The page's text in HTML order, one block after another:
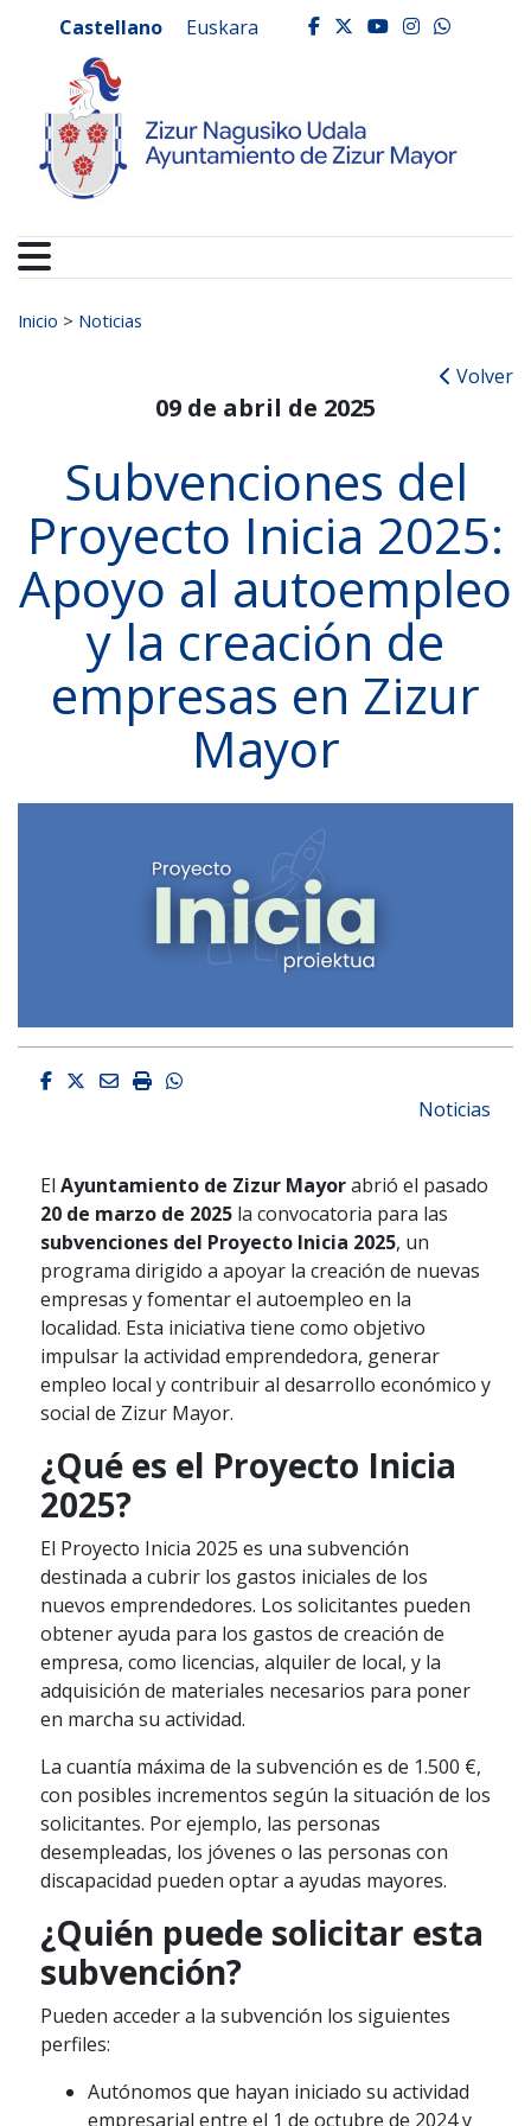
Ayuntamiento de
Castellano Euskara facebook
twitter
youtube
Buscar:
Inicio > Noticias
Volver
09 de abril de 2025
Subvenciones del
Proyecto Inicia 2025:
Apoyo al autoempleo
y la creación de
empresas en Zizur
Mayor
Facebook
Twitter
EmailImprimirWhatsapp
Noticias
El Ayuntamiento de Zizur Mayorabrió el pasado
20 de marzo de 2025la convocatoria para las
subvenciones del Proyecto Inicia 2025, un
programa dirigido a apoyar la creación de nuevas
empresas y fomentar el autoempleo en la
localidad. Esta iniciativa tiene como objetivo
impulsar la actividad emprendedora, generar
empleo local y contribuir al desarrollo económico y
social de Zizur Mayor.
¿Qué es el Proyecto Inicia
2025?
El Proyecto Inicia 2025 es una subvención
destinada a cubrir los gastos iniciales de los
nuevos emprendedores. Los solicitantes pueden
obtener ayuda para los gastos de creación de
empresa, como licencias, alquiler de local, y la
adquisición de materiales necesarios para poner
en marcha su actividad.
La cuantía máxima de la subvención es de 1.500 €,
con posibles incrementos según la situación de los
solicitantes. Por ejemplo, las personas
desempleadas, los jóvenes o las personas con
discapacidad pueden optar a ayudas mayores.
¿Quién puede solicitar esta
subvención?
Pueden acceder a la subvención los siguientes
perfiles:
Autónomos que hayan iniciado su actividad
empresarial entre el 1 de octubre de 2024 y